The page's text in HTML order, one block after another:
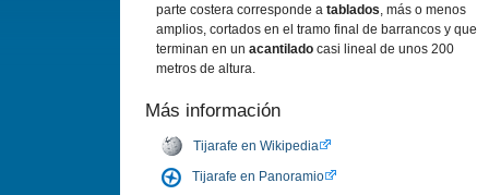
parte costera corresponde a tablados, más o menos
amplios, cortados en el tramo final de barrancos y que
terminan en un acantilado casi lineal de unos 200
metros de altura.
Más información
Tijarafe en Wikipedia
Tijarafe en Panoramio